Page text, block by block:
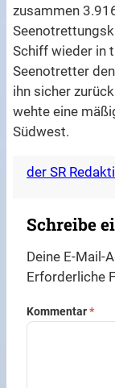
zusammen
Schiff wieder in
Seenotretter
ihn sicher
wehte eine
Südwest.
der SR
Schreibe
Deine E-Mail-
Erforderliche
Kommentar*